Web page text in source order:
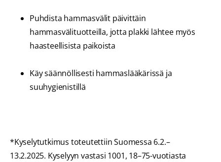
Puhdista hammasvälit päivittäin
hammasvälituotteilla, jotta plakki lähtee myös
haasteellisista paikoista
Käy säännöllisesti hammaslääkärissä ja
suuhygienistillä
*Kyselytutkimus toteutettiin Suomessa 6.2.–
13.2.2025. Kyselyyn vastasi 1001, 18–75-vuotiasta